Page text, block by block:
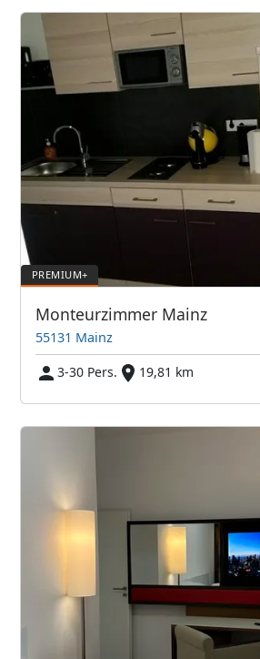
Monteurzimmer Mainz
55131 Mainz
3-30 Pers.
19,81 km